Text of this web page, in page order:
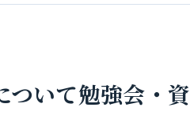
いて勉強会・資